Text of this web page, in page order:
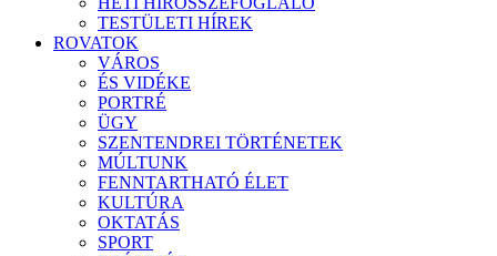
TESTÜLETI HÍREK
ROVATOK
VÁROS
ÉS VIDÉKE
PORTRÉ
ÜGY
SZENTENDREI TÖRTÉNETEK
MÚLTUNK
FENNTARTHATÓ ÉLET
KULTÚRA
OKTATÁS
SPORT